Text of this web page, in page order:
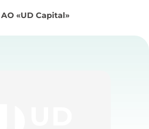
«UD Capital»